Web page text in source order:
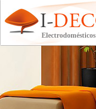
Electrodomésticos